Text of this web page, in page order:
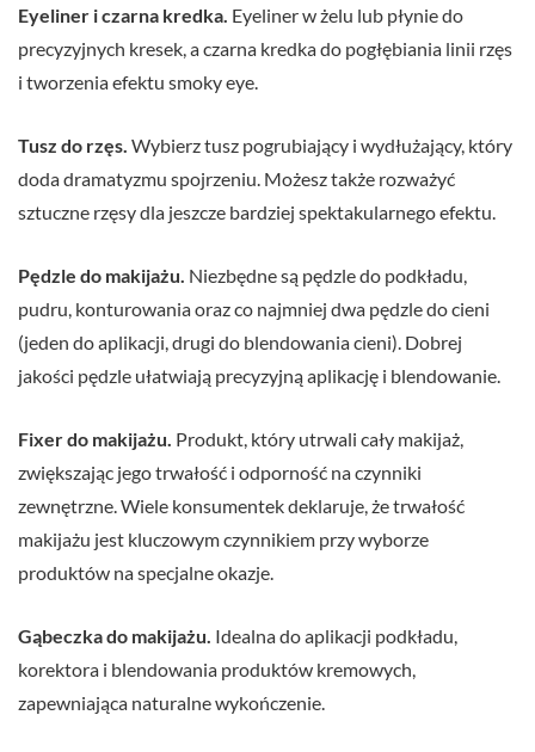
Eyeliner i czarna kredka. Eyeliner w żelu lub płynie do
precyzyjnych kresek, a czarna kredka do pogłębiania linii rzęs
i tworzenia efektu smoky eye.
Tusz do rzęs. Wybierz tusz pogrubiający i wydłużający, który
doda dramatyzmu spojrzeniu. Możesz także rozważyć
sztuczne rzęsy dla jeszcze bardziej spektakularnego efektu.
Pędzle do makijażu. Niezbędne są pędzle do podkładu,
pudru, konturowania oraz co najmniej dwa pędzle do cieni
(jeden do aplikacji, drugi do blendowania cieni). Dobrej
jakości pędzle ułatwiają precyzyjną aplikację i blendowanie.
Fixer do makijażu. Produkt, który utrwali cały makijaż,
zwiększając jego trwałość i odporność na czynniki
zewnętrzne. Wiele konsumentek deklaruje, że trwałość
makijażu jest kluczowym czynnikiem przy wyborze
produktów na specjalne okazje.
Gąbeczka do makijażu. Idealna do aplikacji podkładu,
korektora i blendowania produktów kremowych,
zapewniająca naturalne wykończenie.